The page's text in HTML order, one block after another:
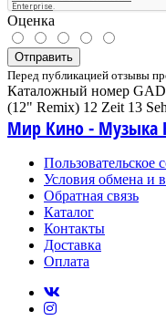
Оценка
Отправить
Перед публикацией отзывы
Каталожный номер GAD
(12" Remix) 12 Zeit 13
Мир Кино - Музыка
Пользовательское
Условия обмена и
Обратная связь
Каталог
Контакты
Доставка
Оплата